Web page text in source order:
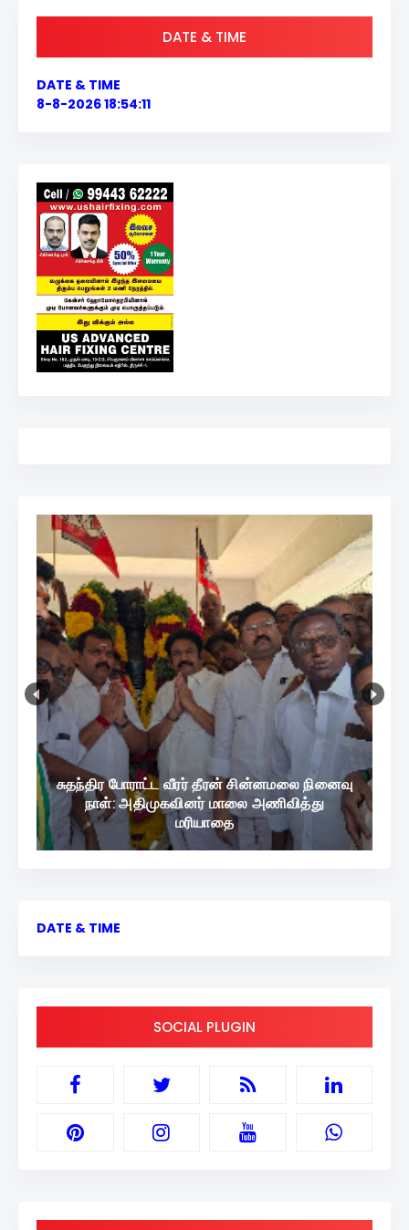
DATE & TIME
DATE & TIME
8-8-2026 18:54:11
சுதந்திர போராட்ட வீரர் தீரன் சின்னமலை நினைவு
நாள்: அதிமுகவினர் மாலை அணிவித்து
மரியாதை
DATE & TIME
SOCIAL PLUGIN